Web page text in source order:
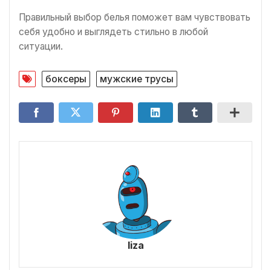
Правильный выбор белья поможет вам чувствовать
себя удобно и выглядеть стильно в любой
ситуации.
боксеры мужские трусы
liza